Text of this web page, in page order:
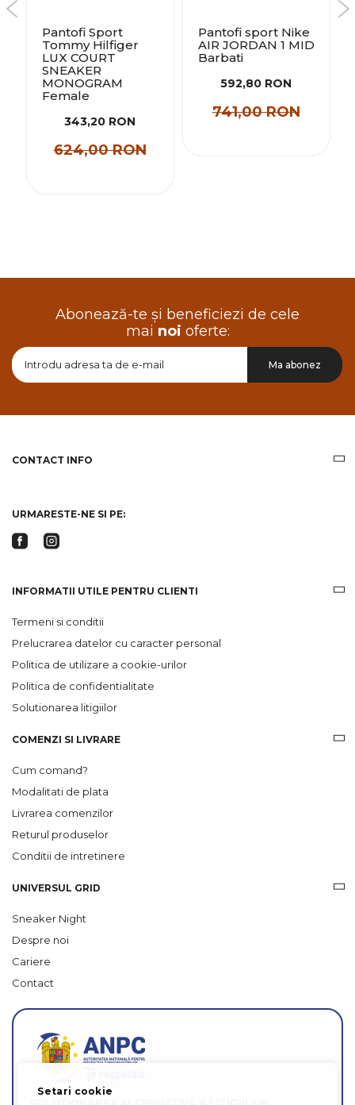
Pantofi Sport
Tommy Hilfiger
LUX COURT
SNEAKER
MONOGRAM
Female
343,20 RON
624,00 RON
Pantofi sport Nike
AIR JORDAN 1 MID
Barbati
592,80 RON
741,00 RON
Abonează-te și beneficiezi de cele
mai noi oferte:
sa
informatii
Ma abonez
CONTACT INFO
URMARESTE-NE SI PE:
INFORMATII UTILE PENTRU CLIENTI
Termeni si conditii
Prelucrarea datelor cu caracter personal
Politica de utilizare a cookie-urilor
Politica de confidentialitate
Solutionarea litigiilor
COMENZI SI LIVRARE
Cum comand?
Modalitati de plata
Livrarea comenzilor
Returul produselor
Conditii de intretinere
UNIVERSUL GRID
Sneaker Night
Despre noi
Cariere
Contact
Setari cookie